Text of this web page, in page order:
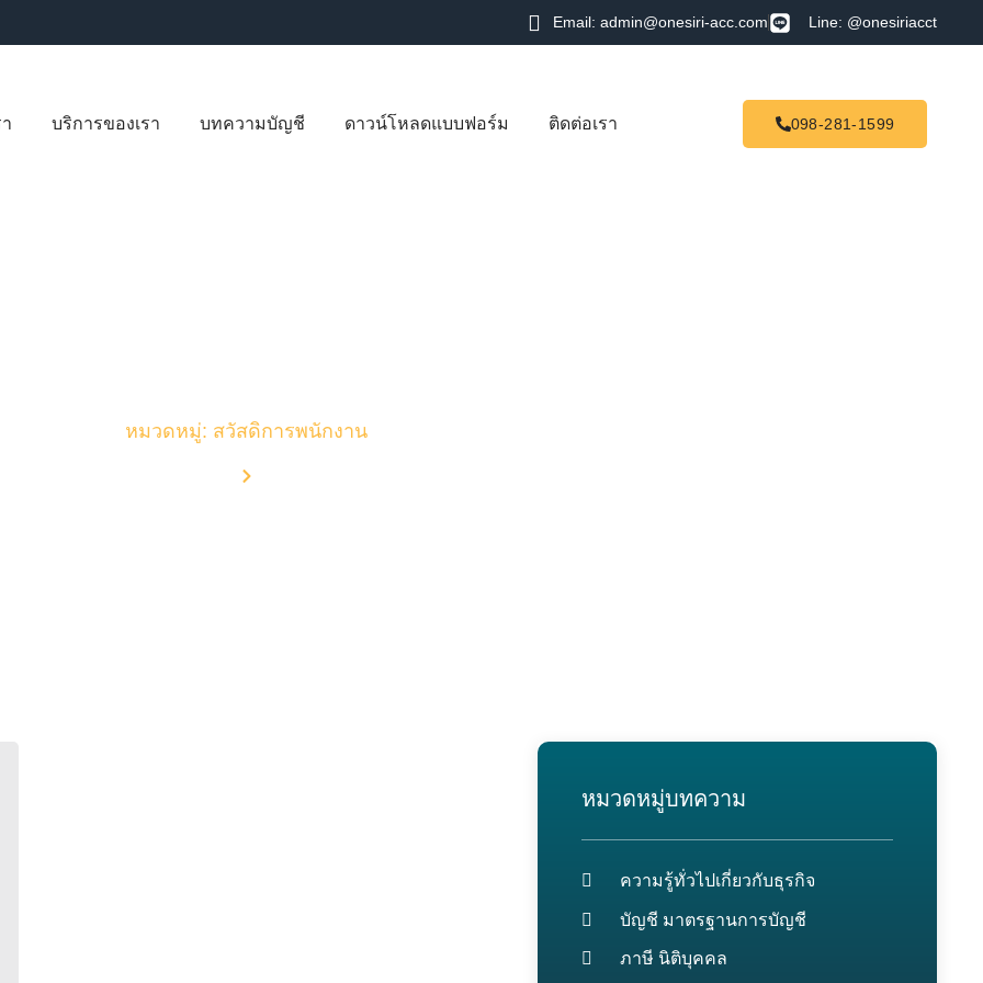
Email: admin@onesiri-acc.com Line: @onesiriacct
บริการของเรา บทความบัญชี ดาวน์โหลดแบบฟอร์ม ติดต่อเรา 098-281-1599
หมวดหมู่: สวัสดิการพนักงาน
หมวดหมู่บทความ
ความรู้ทั่วไปเกี่ยวกับธุรกิจ
บัญชี มาตรฐานการบัญชี
ภาษี นิติบุคคล